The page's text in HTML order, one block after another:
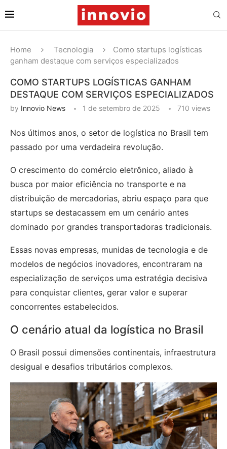
Home Tecnologia
Como startups logísticas
ganham destaque com serviços especializados
COMO STARTUPS LOGÍSTICAS GANHAM
DESTAQUE COM SERVIÇOS ESPECIALIZADOS
by Innovio News 1 de setembro de 2025 710 views
Nos últimos anos, o setor de logística no Brasil tem
passado por uma verdadeira revolução.
O crescimento do comércio eletrônico, aliado à
busca por maior eficiência no transporte e na
distribuição de mercadorias, abriu espaço para que
startups se destacassem em um cenário antes
dominado por grandes transportadoras tradicionais.
Essas novas empresas, munidas de tecnologia e de
modelos de negócios inovadores, encontraram na
especialização de serviços uma estratégia decisiva
para conquistar clientes, gerar valor e superar
concorrentes estabelecidos.
O cenário atual da logística no Brasil
O Brasil possui dimensões continentais, infraestrutura
desigual e desafios tributários complexos.